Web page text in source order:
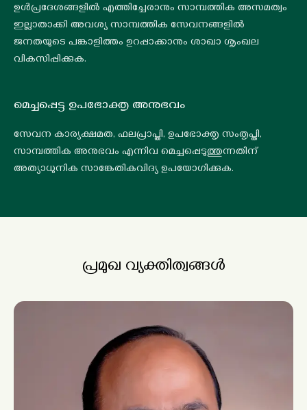
ഉൾപ്രദേശങ്ങളിൽ എത്തിച്ചേരാനും സാമ്പത്തിക അസമത്വം
ഇല്ലാതാക്കി അവശ്യ സാമ്പത്തിക സേവനങ്ങളിൽ
ജനതയുടെ പങ്കാളിത്തം ഉറപ്പാക്കാനും ശാഖാ ശൃംഖല
വികസിപ്പിക്കുക.
മെച്ചപ്പെട്ട ഉപഭോക്തൃ അനുഭവം
സേവന കാര്യക്ഷമത, ഫലപ്രാപ്തി, ഉപഭോക്തൃ സംതൃപ്തി,
സാമ്പത്തിക അനുഭവം എന്നിവ മെച്ചപ്പെടുത്തുന്നതിന്
അത്യാധുനിക സാങ്കേതികവിദ്യ ഉപയോഗിക്കുക.
പ്രമുഖ വ്യക്തിത്വങ്ങൾ